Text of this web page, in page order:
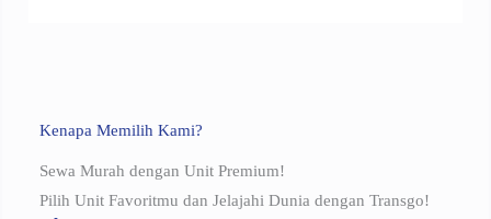
Kenapa Memilih Kami?
Sewa Murah dengan Unit Premium!
Pilih Unit Favoritmu dan Jelajahi Dunia dengan Transgo!